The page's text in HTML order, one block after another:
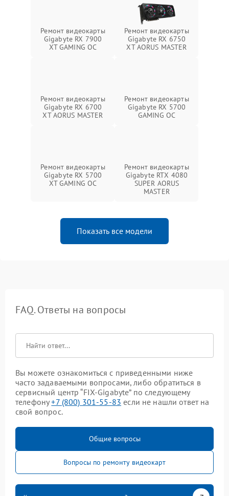
Ремонт видеокарты
Gigabyte RX 7900
XT GAMING OC
Ремонт видеокарты
Gigabyte RX 6750
XT AORUS MASTER
Ремонт видеокарты
Gigabyte RX 6700
XT AORUS MASTER
Ремонт видеокарты
Gigabyte RX 5700
GAMING OC
Ремонт видеокарты
Gigabyte RX 5700
XT GAMING OC
Ремонт видеокарты
Gigabyte RTX 4080
SUPER AORUS
MASTER
Показать все модели
FAQ. Ответы на вопросы
Вы можете ознакомиться с приведенными ниже
часто задаваемыми вопросами, либо обратиться в
сервисный центр “FIX-Gigabyte” по следующему
телефону+7 (800) 301-55-83 если не нашли ответ на
свой вопрос.
Общие вопросы
Вопросы по ремонту видеокарт